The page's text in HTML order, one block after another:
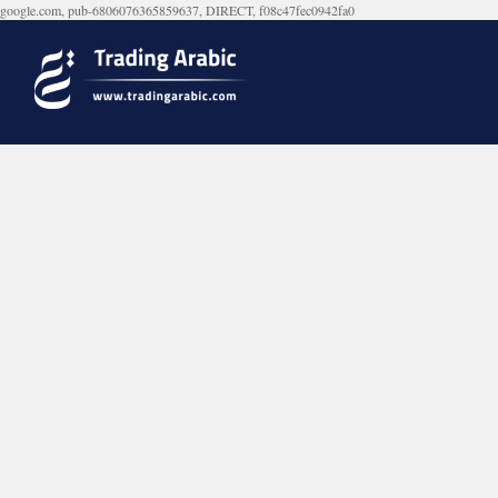
google.com, pub-6806076365859637, DIRECT, f08c47fec0942fa0